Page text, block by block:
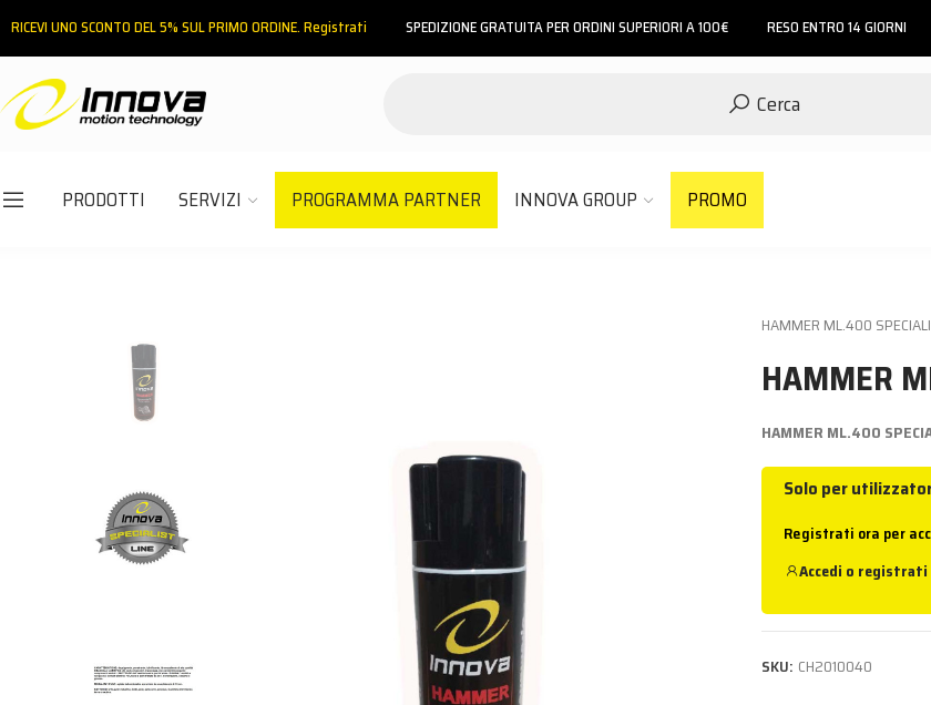
RICEVI UNO SCONTO DEL 5% SUL PRIMO ORDINE. Registrati SPEDIZIONE GRATUITA PER ORDINI SUPERIORI A 100€ RESO ENTRO 14 GIORNI
Cerca
PRODOTTI SERVIZI PROGRAMMA PARTNER INNOVA GROUP PROMO
HAMMER ML.400
HAMMER
HAMMER ML.400
Solo per
Registrati ora per
Accedi o registrati
SKU: CH2010040
ACCEDI
NESSUN ACCOUNTCREA UN NUOVO ACCOUNT